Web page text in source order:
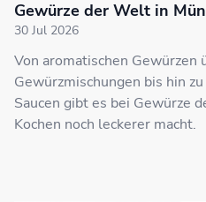
Gewürze der Welt in
30 Jul 2026
Von aromatischen
Gewürzmischungen bis hin
Saucen gibt es bei Gewürze
Kochen noch leckerer macht.